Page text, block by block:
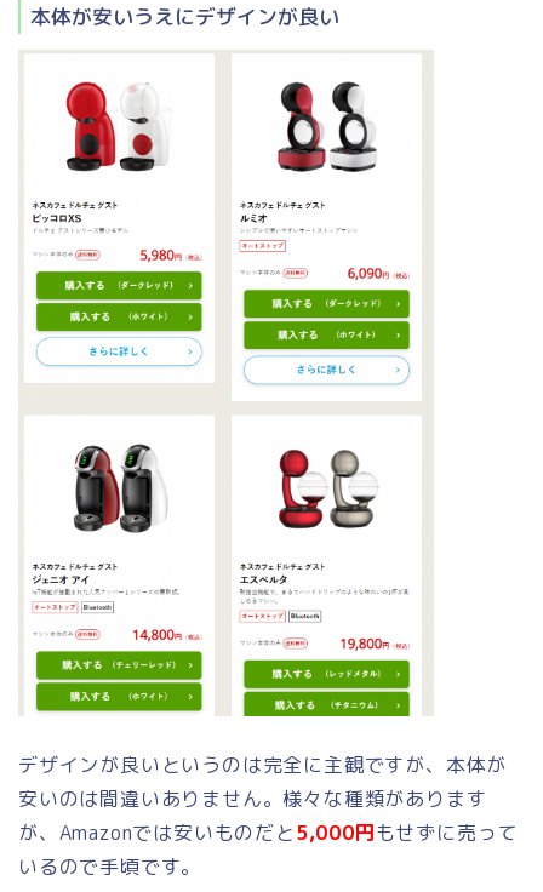
本体が安いうえにデザインが良い
デザインが良いというのは完全に主観ですが、本体が
安いのは間違いありません。様々な種類があります
が、Amazonでは安いものだと5,000円もせずに売って
いるので手頃です。